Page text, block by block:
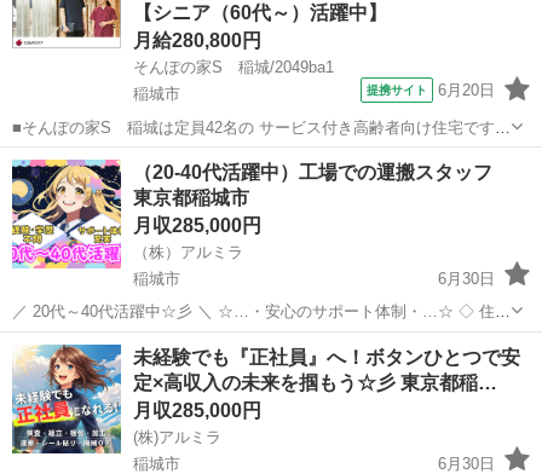
【シニア（60代～）活躍中】
月給280,800円
そんぽの家S 稲城/2049ba1
稲城市
提携サイト 6月20日
■そんぽの家S 稲城は定員42名の サービス付き高齢者向け住宅です。
建物内にお住いのご入居者さまと、 近隣にお住いのご利用者さま宅に
訪問いただきます。 ～主なお仕事～ ・身体介護（食事、入浴、排泄介
助） ・生活援助（掃除...
東京 稲城市 ホームヘルパー
（20-40代活躍中）工場での運搬スタッフ
東京都稲城市
月収285,000円
（株）アルミラ
稲城市
6月30日
／ 20代～40代活躍中☆彡 ＼ ☆…・安心のサポート体制・…☆ ◇ 住ま
いの心配ゼロ！ ◇ • 個室1R完全無料！ • 即日入寮OK！など ◇ 所持金
ゼロでもスタートできる！ ...
東京 稲城市 工場 未経験
未経験でも『正社員』へ！ボタンひとつで安
定×高収入の未来を掴もう☆彡 東京都稲…
月収285,000円
(株)アルミラ
稲城市
6月30日